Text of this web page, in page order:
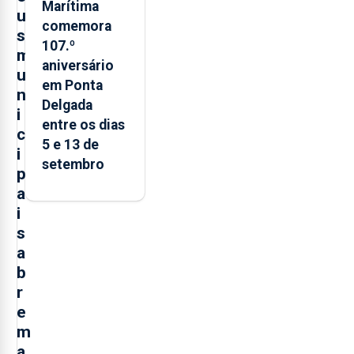
u
s
m
u
n
i
c
i
p
a
i
s
a
b
r
e
m
Marítima
comemora
107.º
aniversário
em Ponta
Delgada
entre os dias
5 e 13 de
setembro